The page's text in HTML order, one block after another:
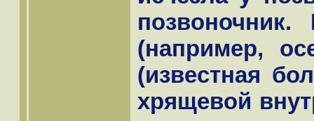
(например,
(известная
хрящевой